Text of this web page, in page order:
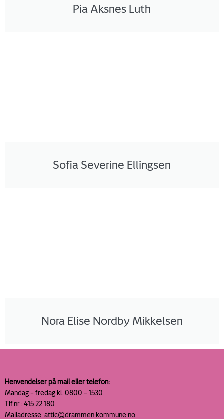
Pia Aksnes Luth
Sofia Severine Ellingsen
Nora Elise Nordby Mikkelsen
Henvendelser på mail eller telefon:
Mandag – fredag kl. 0800 – 1530
Tlf.nr.: 415 22 180
Mailadresse: attic@drammen.kommune.no